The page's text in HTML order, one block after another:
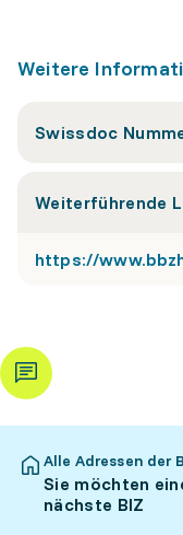
Weitere
Swissdoc
Weiterführende
https://
Alle Adressen der
Sie möchten
nächste BIZ